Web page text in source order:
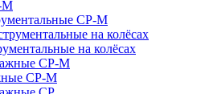
СР-М
на колёсах
СР-М